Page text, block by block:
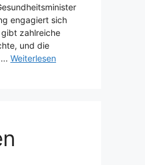
engagiert sich
zahlreiche
und die
Weiterlesen